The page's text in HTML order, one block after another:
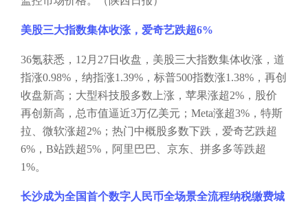
美股三大指数集体收涨，爱奇艺跌超6%
36氪获悉，12月27日收盘，美股三大指数集体收涨，道
指涨0.98%，纳指涨1.39%，标普500指数涨1.38%，再创
收盘新高；大型科技股多数上涨，苹果涨超2%，股价
再创新高，总市值逼近3万亿美元；Meta涨超3%，特斯
拉、微软涨超2%；热门中概股多数下跌，爱奇艺跌超
6%，B站跌超5%，阿里巴巴、京东、拼多多等跌超
1%。
长沙成为全国首个数字人民币全场景全流程纳税缴费城